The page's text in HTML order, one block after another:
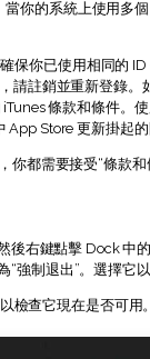
當你的系統上使用多
保你已使用相同的 ID
請註銷並重新登錄。
條款和條件。
App Store 更新掛起的
你都需要接受“條款和
後右鍵點擊 Dock 中
“強制退出”。選擇它
檢查它現在是否可用。